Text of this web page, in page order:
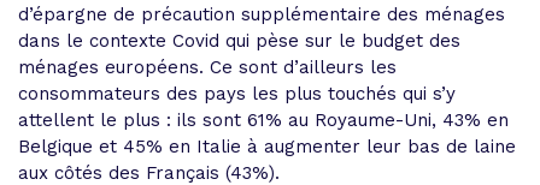
d’épargne de précaution supplémentaire des ménages
dans le contexte Covid qui pèse sur le budget des
ménages européens. Ce sont d’ailleurs les
consommateurs des pays les plus touchés qui s’y
attellent le plus : ils sont 61% au Royaume-Uni, 43% en
Belgique et 45% en Italie à augmenter leur bas de laine
aux côtés des Français (43%).